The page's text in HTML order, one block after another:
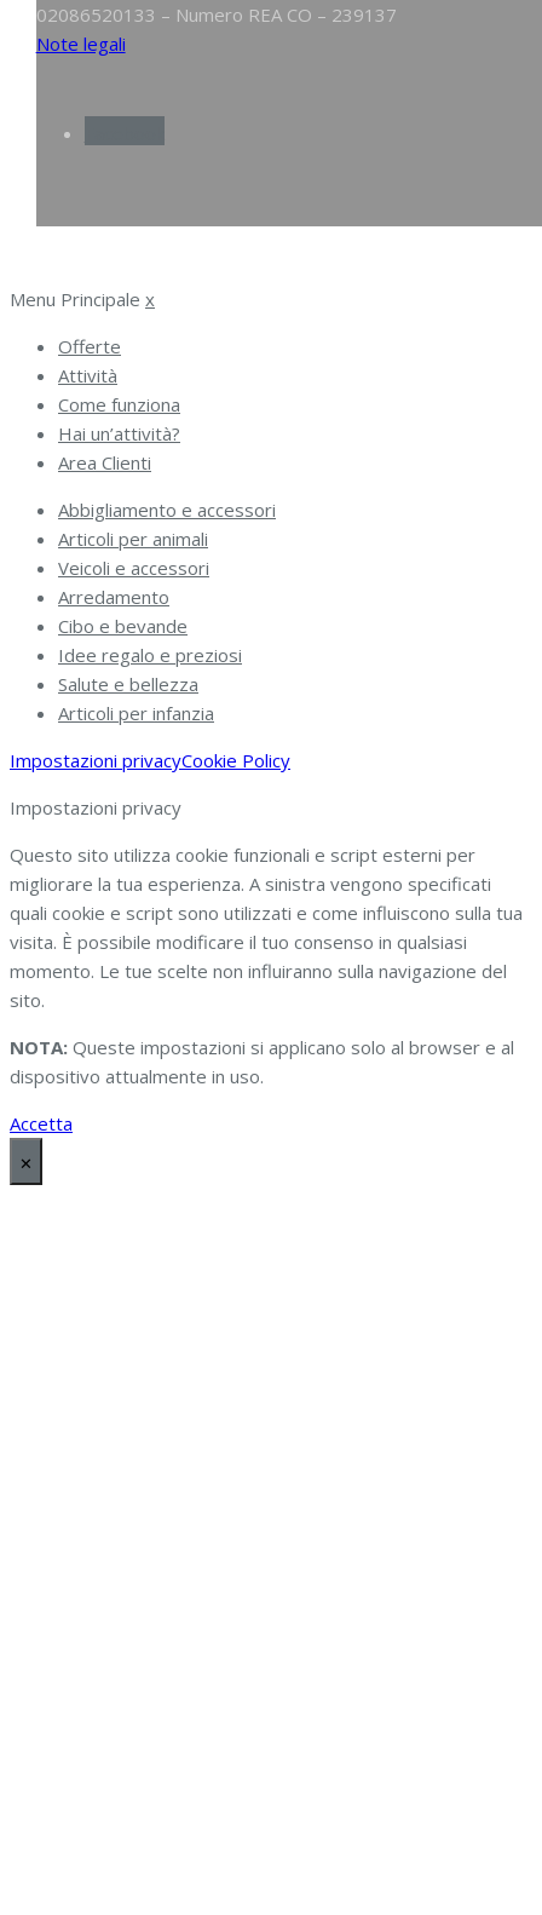
02086520133 – Numero REA CO – 239137
Note legali
Menu Principale x
Offerte
Attività
Come funziona
Hai un’attività?
Area Clienti
Abbigliamento e accessori
Articoli per animali
Veicoli e accessori
Arredamento
Cibo e bevande
Idee regalo e preziosi
Salute e bellezza
Articoli per infanzia
Impostazioni privacyCookie Policy
Impostazioni privacy
Questo sito utilizza cookie funzionali e script esterni per
migliorare la tua esperienza. A sinistra vengono specificati
quali cookie e script sono utilizzati e come influiscono sulla tua
visita. È possibile modificare il tuo consenso in qualsiasi
momento. Le tue scelte non influiranno sulla navigazione del
sito.
NOTA: Queste impostazioni si applicano solo al browser e al
dispositivo attualmente in uso.
Accetta
✕